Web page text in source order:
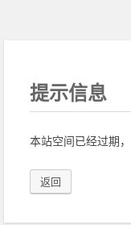
提示信息
本站空间已经过期
返回